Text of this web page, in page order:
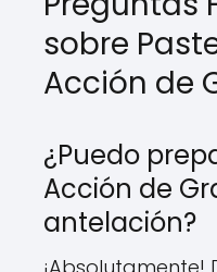
sobre
Acción de
¿Puedo
Acción de
antelación?